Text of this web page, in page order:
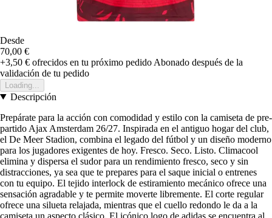
Desde
70,00 €
+3,50 € ofrecidos en tu próximo pedido Abonado después de la
validación de tu pedido
Loading...
Descripción
Prepárate para la acción con comodidad y estilo con la camiseta de pre-
partido Ajax Amsterdam 26/27. Inspirada en el antiguo hogar del club,
el De Meer Stadion, combina el legado del fútbol y un diseño moderno
para los jugadores exigentes de hoy. Fresco. Seco. Listo. Climacool
elimina y dispersa el sudor para un rendimiento fresco, seco y sin
distracciones, ya sea que te prepares para el saque inicial o entrenes
con tu equipo. El tejido interlock de estiramiento mecánico ofrece una
sensación agradable y te permite moverte libremente. El corte regular
ofrece una silueta relajada, mientras que el cuello redondo le da a la
camiseta un aspecto clásico. El icónico logo de adidas se encuentra al